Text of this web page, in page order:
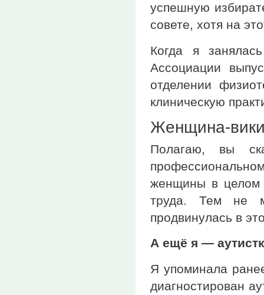
успешную
совете, хотя на
Когда я
Ассоциации
отделении
клиническую
Женщина-
Полагаю, вы
женщины в целом
труда. Тем не
продвинулась в
А ещё я —
Я упоминала
диагностирован